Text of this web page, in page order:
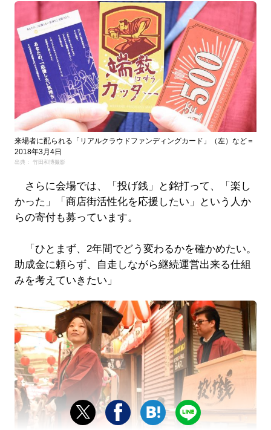
来場者に配られる「リアルクラウドファンディングカード」（左）など＝
2018年3月4日
出典： 竹田和博撮影
さらに会場では、「投げ銭」と銘打って、「楽し
かった」「商店街活性化を応援したい」という人か
らの寄付も募っています。
「ひとまず、2年間でどう変わるかを確かめたい。
助成金に頼らず、自走しながら継続運営出来る仕組
みを考えていきたい」